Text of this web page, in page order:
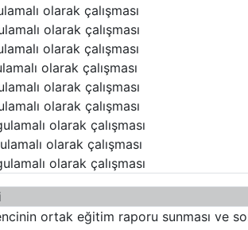
olarak çalışması
olarak çalışması
olarak çalışması
olarak çalışması
olarak çalışması
olarak çalışması
olarak çalışması
olarak çalışması
olarak çalışması
ortak eğitim raporu sunması ve